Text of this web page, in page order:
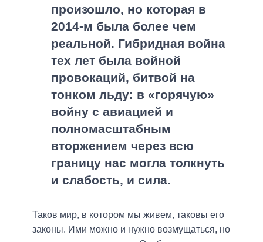
произошло, но которая в
2014-м была более чем
реальной. Гибридная война
тех лет была войной
провокаций, битвой на
тонком льду: в «горячую»
войну с авиацией и
полномасштабным
вторжением через всю
границу нас могла толкнуть
и слабость, и сила.
Таков мир, в котором мы живем, таковы его
законы. Ими можно и нужно возмущаться, но